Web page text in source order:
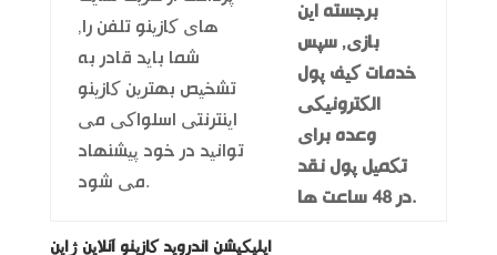
های کازینو تلفن را,
شما باید قادر به
تشخیص بهترین کازینو
اینترنتی اسلواکی می
توانید در خود پیشنهاد
می شود.
برجسته این
بازی, سپس
خدمات کیف پول
الکترونیکی
وعده برای
تکمیل پول نقد
در 48 ساعت ها.
اپلیکیشن اندروید کازینو آنلاین ژاپن